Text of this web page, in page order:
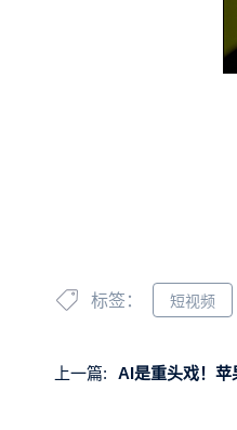
标签： 短视频
上一篇: AI是重头戏！苹